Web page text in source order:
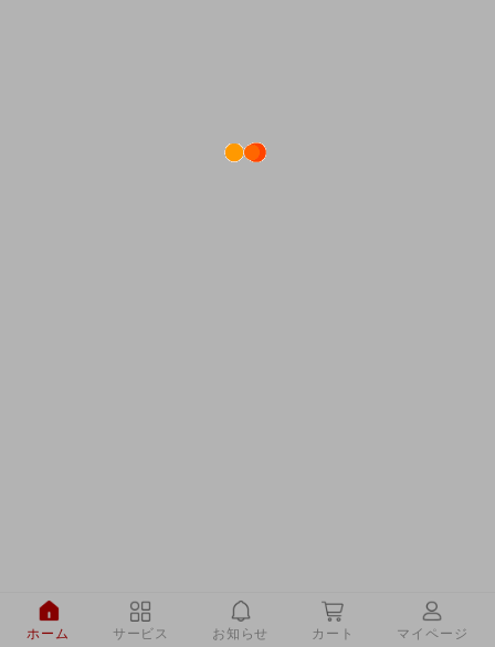
ホーム サービス お知らせ カート マイページ